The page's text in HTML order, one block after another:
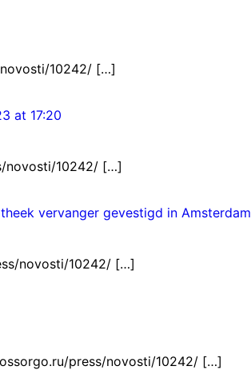
10242/ […]
at 17:20
novosti/10242/ […]
vervanger gevestigd in Amsterdam
novosti/10242/ […]
press/novosti/10242/ […]